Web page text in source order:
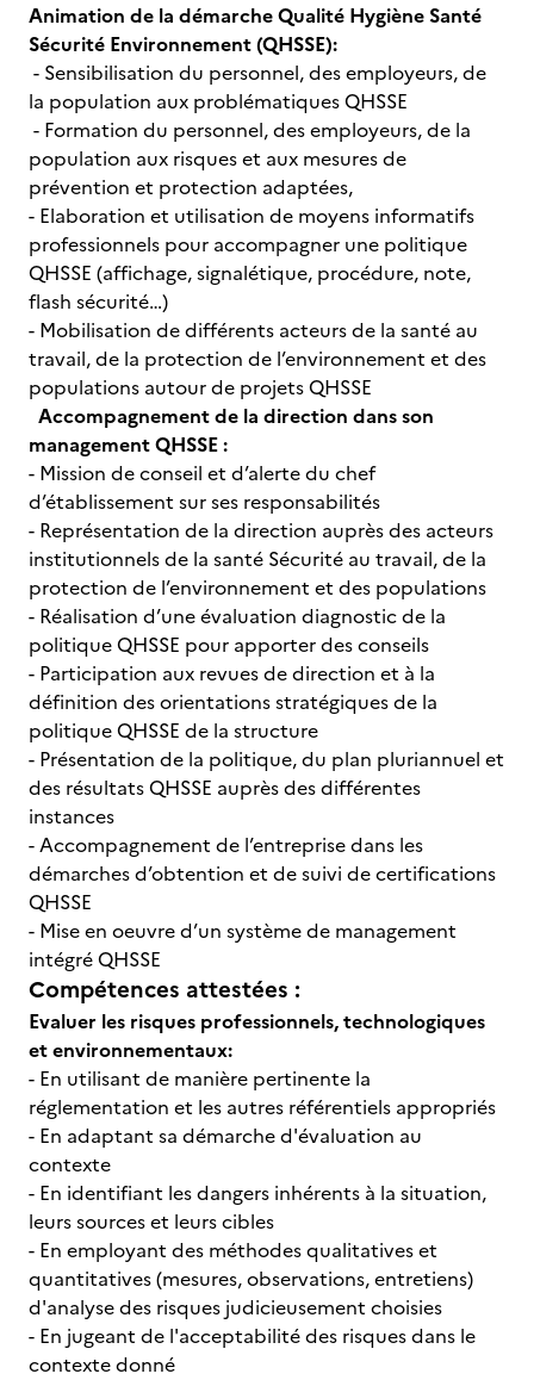
Animation de la démarche Qualité Hygiène Santé
Sécurité Environnement (QHSSE):
- Sensibilisation du personnel, des employeurs, de
la population aux problématiques QHSSE
- Formation du personnel, des employeurs, de la
population aux risques et aux mesures de
prévention et protection adaptées,
- Elaboration et utilisation de moyens informatifs
professionnels pour accompagner une politique
QHSSE (affichage, signalétique, procédure, note,
flash sécurité…)
- Mobilisation de différents acteurs de la santé au
travail, de la protection de l’environnement et des
populations autour de projets QHSSE
Accompagnement de la direction dans son
management QHSSE :
- Mission de conseil et d’alerte du chef
d’établissement sur ses responsabilités
- Représentation de la direction auprès des acteurs
institutionnels de la santé Sécurité au travail, de la
protection de l’environnement et des populations
- Réalisation d’une évaluation diagnostic de la
politique QHSSE pour apporter des conseils
- Participation aux revues de direction et à la
définition des orientations stratégiques de la
politique QHSSE de la structure
- Présentation de la politique, du plan pluriannuel et
des résultats QHSSE auprès des différentes
instances
- Accompagnement de l’entreprise dans les
démarches d’obtention et de suivi de certifications
QHSSE
- Mise en oeuvre d’un système de management
intégré QHSSE
Compétences attestées :
Evaluer les risques professionnels, technologiques
et environnementaux:
- En utilisant de manière pertinente la
réglementation et les autres référentiels appropriés
- En adaptant sa démarche d'évaluation au
contexte
- En identifiant les dangers inhérents à la situation,
leurs sources et leurs cibles
- En employant des méthodes qualitatives et
quantitatives (mesures, observations, entretiens)
d'analyse des risques judicieusement choisies
- En jugeant de l'acceptabilité des risques dans le
contexte donné